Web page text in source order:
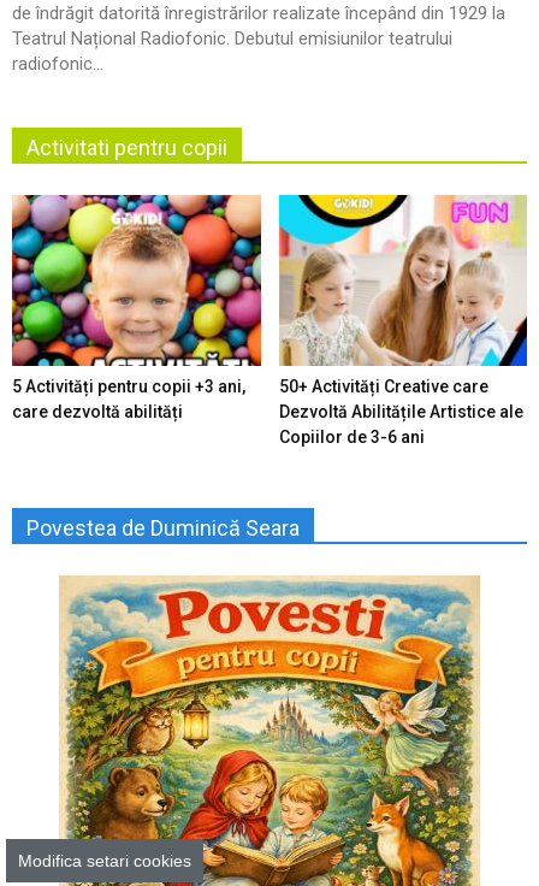
de îndrăgit datorită înregistrărilor realizate începând din 1929 la
Teatrul Național Radiofonic. Debutul emisiunilor teatrului
radiofonic...
Activitati pentru copii
5 Activități pentru copii +3 ani,
care dezvoltă abilități
50+ Activități Creative care
Dezvoltă Abilitățile Artistice ale
Copiilor de 3-6 ani
Povestea de Duminică Seara
Modifica setari cookies